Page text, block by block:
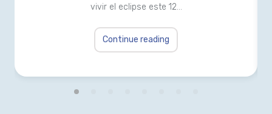
vivir el eclipse este 12…
Continue reading